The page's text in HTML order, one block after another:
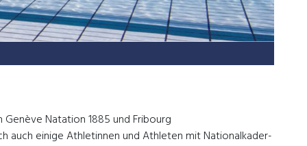
Natation 1885 und Fribourg
auch einige Athletinnen und Athleten mit Nationalkader-